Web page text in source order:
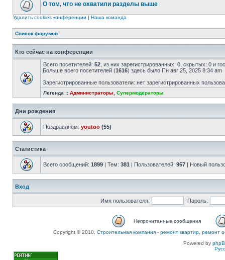
О том, что не охватили разделы выше
Удалить cookies конференции | Наша команда
Список форумов
Кто сейчас на конференции
Всего посетителей: 52 , из них зарегистрированных: 0, скрытых: 0 и
Больше всего посетителей (1616) здесь было Пн авг 25, 2025 8:34 am
Зарегистрированные пользователи: нет зарегистрированных
Легенда :: Администраторы Супермодераторы
Дни рождения
Поздравляем: youtoo (55)
Статистика
Всего сообщений: 1899 | Тем: 381 | Пользователей: 957 | Новый
Вход
Имя пользователя: Пароль:
Непрочитанные сообщения
Copyright © 2010, Строительная компания - ремонт квартир, ремонт
Powered by